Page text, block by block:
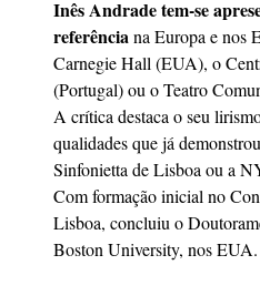
Inês Andrade tem-se
referênciana Europa e nos
Carnegie Hall (EUA), o
(Portugal) ou o Teatro
A crítica destaca o seu
qualidades que já
Sinfonietta de Lisboa ou a
Com formação inicial no
Lisboa, concluiu o
Boston University, nos EUA.